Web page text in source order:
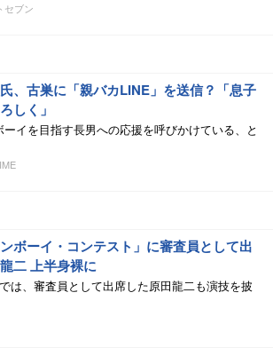
セブン
、古巣に「親バカLINE」を送信？「息子
しく」
ーイを目指す長男への応援を呼びかけている、と
ンボーイ・コンテスト」に審査員として出
二 上半身裸に
は、審査員として出席した原田龍二も演技を披